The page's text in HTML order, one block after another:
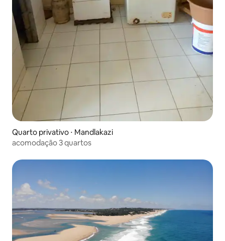
Quarto privativo ⋅ Mandlakazi
acomodação 3 quartos